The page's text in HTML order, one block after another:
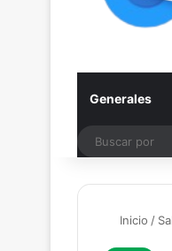
Generales
Inicio /